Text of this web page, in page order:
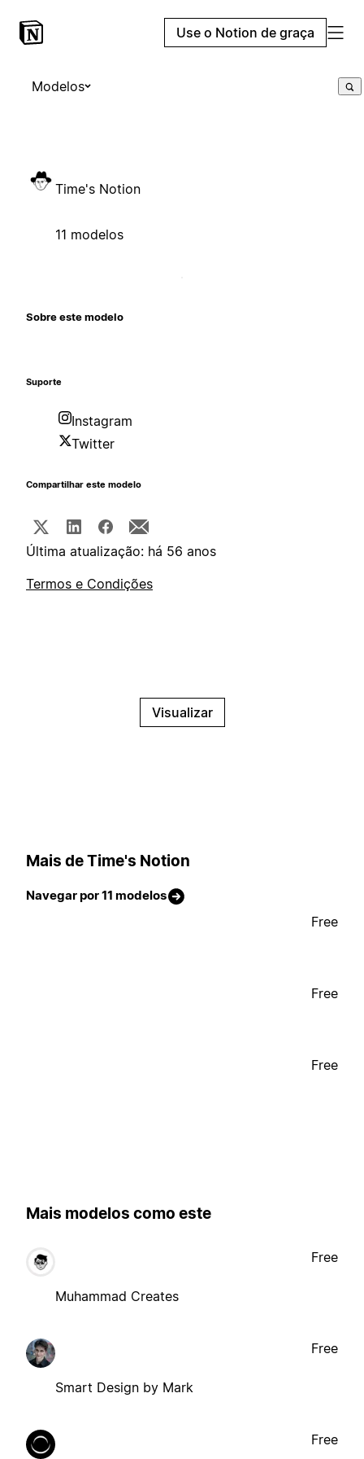
Use o Notion de graça
Modelos
Time's Notion
11 modelos
Sobre este modelo
Suporte
Instagram
Twitter
Compartilhar este modelo
Última atualização: há 56 anos
Termos e Condições
Visualizar
Mais de Time's Notion
Navegar por 11 modelos
Free
Free
Free
Mais modelos como este
Muhammad Creates
Free
Smart Design by Mark
Free
Free